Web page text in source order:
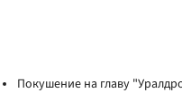
Покушение на главу